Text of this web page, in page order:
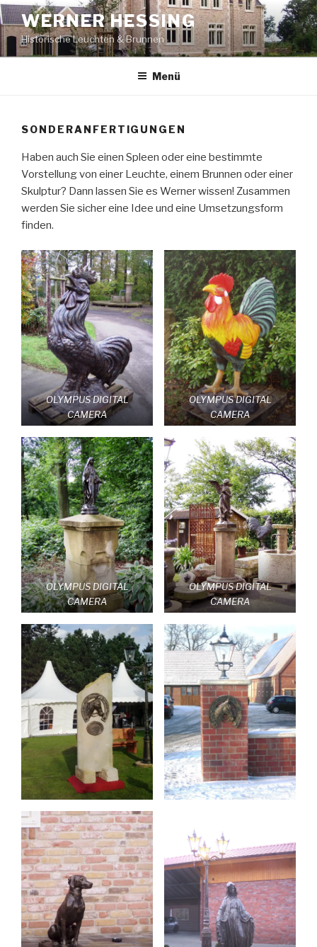
Zum
Inhalt
springen
WERNER HESSING
Historische Leuchten & Brunnen
Menü
SONDERANFERTIGUNGEN
Haben auch Sie einen Spleen oder eine bestimmte
Vorstellung von einer Leuchte, einem Brunnen oder einer
Skulptur? Dann lassen Sie es Werner wissen! Zusammen
werden Sie sicher eine Idee und eine Umsetzungsform
finden.
OLYMPUS DIGITAL
CAMERA
OLYMPUS DIGITAL
CAMERA
OLYMPUS DIGITAL
CAMERA
OLYMPUS DIGITAL
CAMERA